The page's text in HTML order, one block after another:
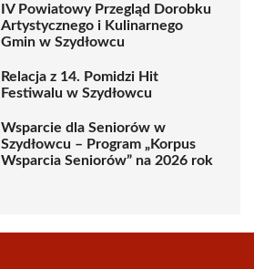
IV Powiatowy Przegląd Dorobku
Artystycznego i Kulinarnego
Gmin w Szydłowcu
Relacja z 14. Pomidzi Hit
Festiwalu w Szydłowcu
Wsparcie dla Seniorów w
Szydłowcu – Program „Korpus
Wsparcia Seniorów” na 2026 rok